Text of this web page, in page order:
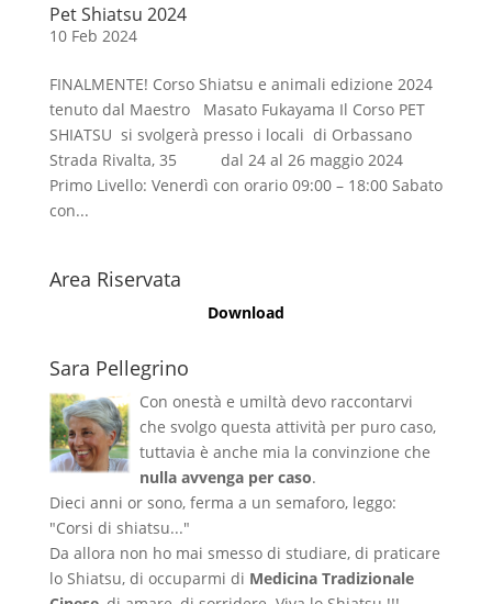
Pet Shiatsu 2024
10 Feb 2024
FINALMENTE! Corso Shiatsu e animali edizione 2024
tenuto dal Maestro Masato Fukayama Il Corso PET
SHIATSU si svolgerà presso i locali di Orbassano
Strada Rivalta, 35 dal 24 al 26 maggio 2024
Primo Livello: Venerdì con orario 09:00 – 18:00 Sabato
con...
Area Riservata
Download
Sara Pellegrino
Con onestà e umiltà devo raccontarvi
che svolgo questa attività per puro caso,
tuttavia è anche mia la convinzione che
nulla avvenga per caso.
Dieci anni or sono, ferma a un semaforo, leggo:
"Corsi di shiatsu..."
Da allora non ho mai smesso di studiare, di praticare
lo Shiatsu, di occuparmi di Medicina Tradizionale